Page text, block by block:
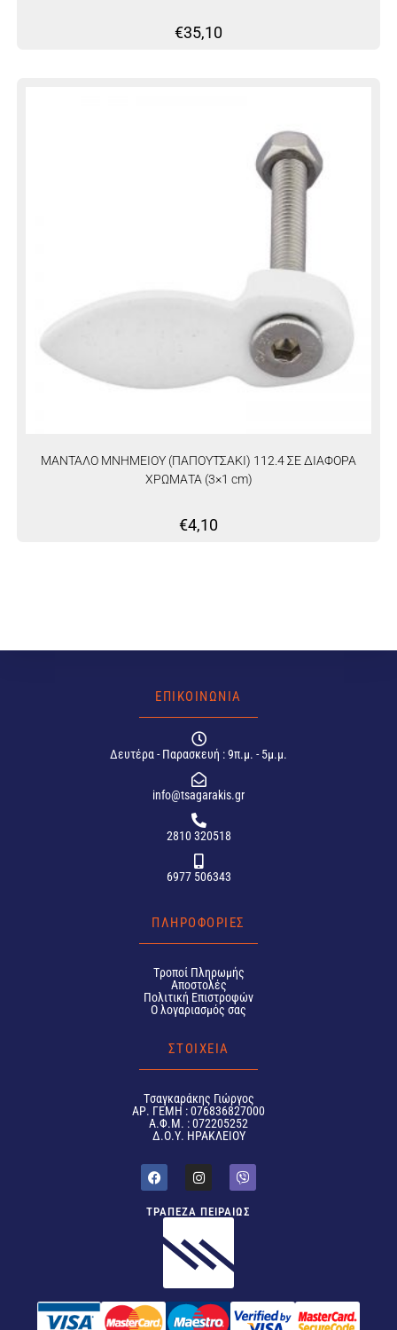
€35,10
ΜΑΝΤΑΛΟ ΜΝΗΜΕΙΟΥ (ΠΑΠΟΥΤΣΑΚΙ) 112.4 ΣΕ ΔΙΑΦΟΡΑ
ΧΡΩΜΑΤΑ (3×1 cm)
€4,10
ΕΠΙΚΟΙΝΩΝΙΑ
Δευτέρα - Παρασκευή : 9π.μ. - 5μ.μ.
info@tsagarakis.gr
2810 320518
6977 506343
ΠΛΗΡΟΦΟΡΙΕΣ
Tροποί Πληρωμής
Αποστολές
Πολιτική Επιστροφών
Ο λογαριασμός σας
ΣΤΟΙΧΕΙΑ
Tσαγκαράκης Γιώργος
ΑΡ. ΓΕΜΗ : 076836827000
Α.Φ.Μ. : 072205252
Δ.Ο.Υ. ΗΡΑΚΛΕΙΟΥ
ΤΡΑΠΕΖΑ ΠΕΙΡΑΙΩΣ